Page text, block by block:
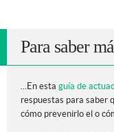
Para saber
...En esta guía de
respuestas para saber
cómo prevenirlo el o